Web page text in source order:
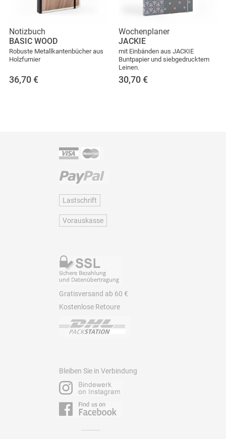
Notizbuch
BASIC WOOD
Robuste Metallkantenbücher aus
Holzfurnier
36,70 €
Wochenplaner
JACKIE
mit Einbänden aus JACKIE
Buntpapier und siebgedrucktem
Leinen.
30,70 €
Lastschrift
Vorauskasse
Gratisversand ab 60 €
Kostenlose Retoure
Bleiben Sie in Verbindung